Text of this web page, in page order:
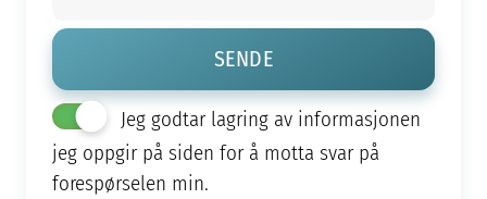
Jeg godtar lagring av informasjonen
jeg oppgir på siden for å motta svar på
forespørselen min.